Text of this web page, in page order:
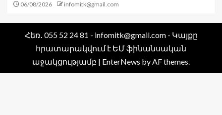
06/08/2026 infomitk@gmail.com
Հեռ․ 055 52 24 81 - infomitk@gmail.com - Կայքը
հրատարակվում է ԵՄ ֆինանսական
աջակցությամբ | EnterNews by AF themes.